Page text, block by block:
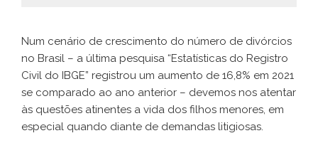
Num cenário de crescimento do número de divórcios
no Brasil – a última pesquisa “Estatísticas do Registro
Civil do IBGE” registrou um aumento de 16,8% em 2021
se comparado ao ano anterior – devemos nos atentar
às questões atinentes a vida dos filhos menores, em
especial quando diante de demandas litigiosas.